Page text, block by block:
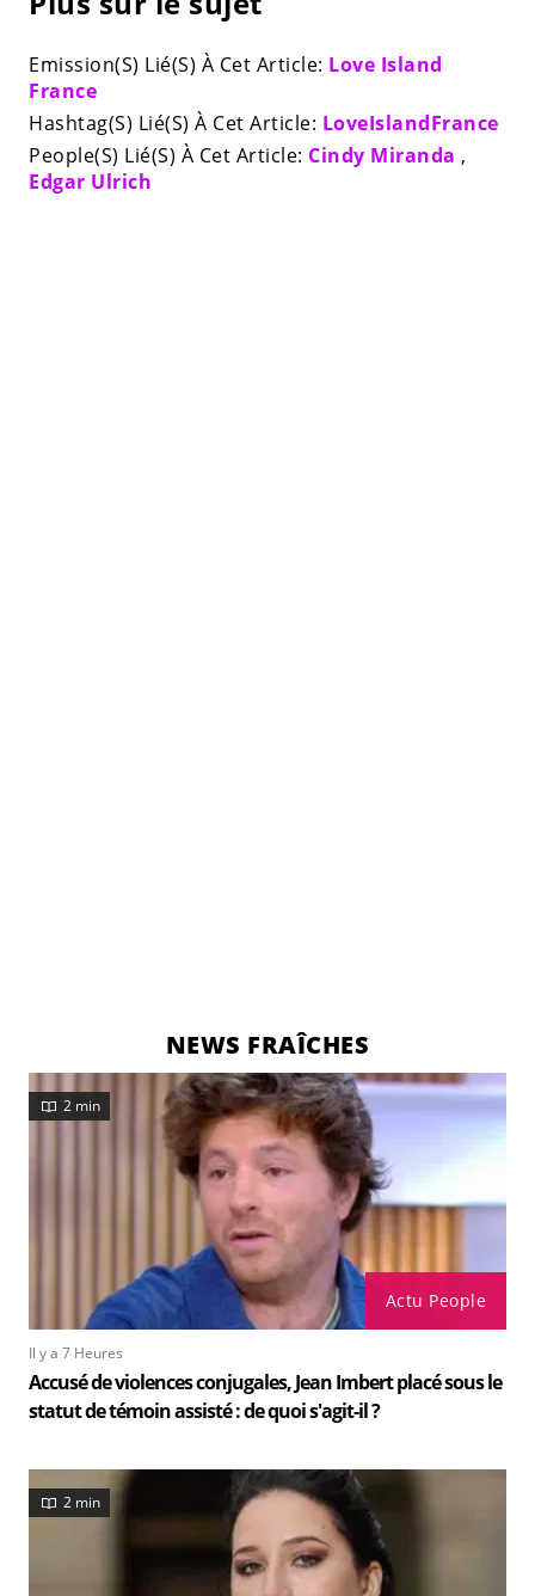
Emission(S) Lié(S) À Cet Article: Love Island
France
Hashtag(S) Lié(S) À Cet Article: LoveIslandFrance
People(S) Lié(S) À Cet Article: Cindy Miranda ,
Edgar Ulrich
NEWS FRAÎCHES
Actu People
2 min
Il y a 7 Heures
Accusé de violences conjugales, Jean Imbert placé sous le
statut de témoin assisté : de quoi s'agit-il ?
2 min